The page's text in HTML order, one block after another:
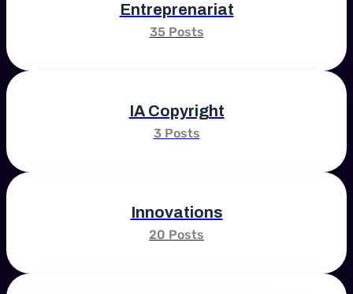
Entreprenariat
35 Posts
IA Copyright
3 Posts
Innovations
20 Posts